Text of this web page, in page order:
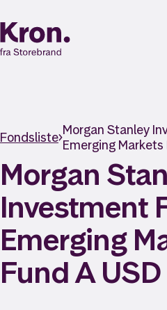
Fondsliste Morgan Stanley
Emerging
Morgan
Investment
Emerging
Fund A USD